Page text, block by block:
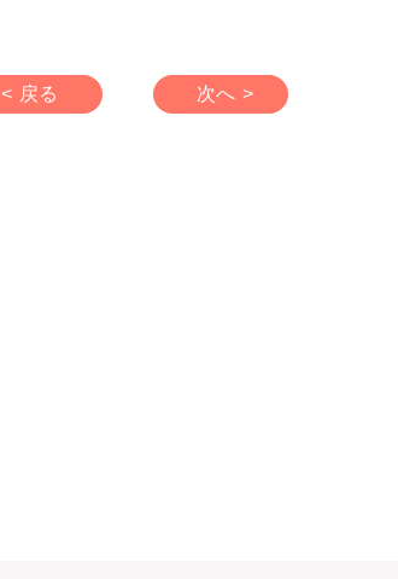
< 戻る 次へ >